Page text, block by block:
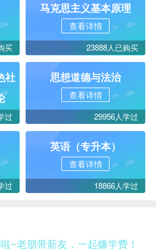
买
马克思主义基本原理
查看详情
23888人已购买
社
过
思想道德与法治
查看详情
29956人学过
过
英语（专升本）
查看详情
18866人学过
~老朋带新友，一起赚学费！